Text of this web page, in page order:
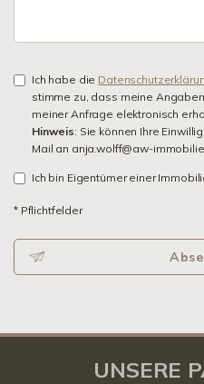
Ich habe die
stimme zu, dass meine
meiner Anfrage elektronisch
Hinweis: Sie können Ihre
Mail an anja.wolff@aw-
Ich bin Eigentümer einer
* Pflichtfelder
UNSERE